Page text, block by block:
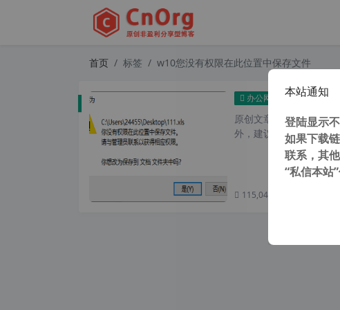
首页 标签 w10您没有权限在此位置中保存文件
办公网络 360浏览器
原创文章，转载请注明
外，建议避开晚上的访
115,046 次浏览
本站通知
登陆显示
如果下载
联系，其
“私信本站